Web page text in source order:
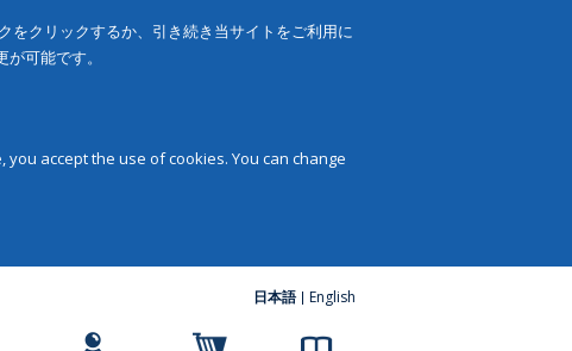
をクリックするか、引き続き当サイトをご利用に
可能です。
accept the use of cookies. You can change
日本語 English